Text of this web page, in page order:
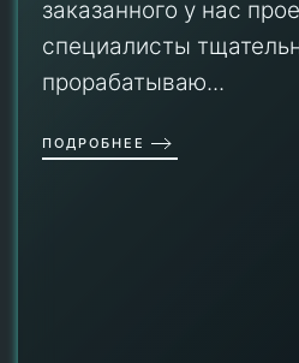
заказанного у нас
специалисты
прорабатываю...
ПОДРОБНЕЕ